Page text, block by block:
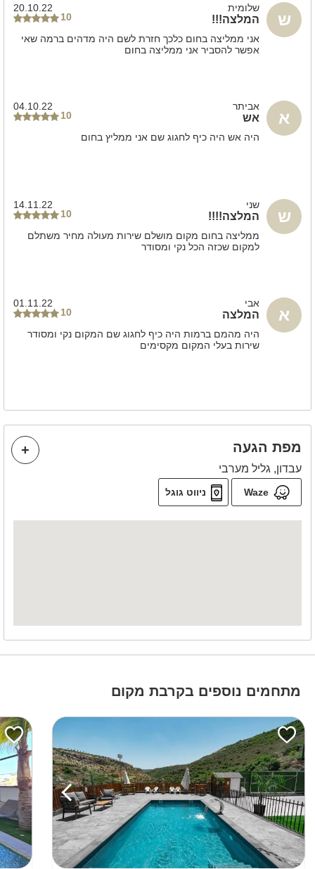
משחקי שולחן
שולחן סנוקר
ש
שלומית
המלצה!!!
20.10.22
10
אני ממליצה בחום כלכך חזרת לשם היה מדהים ברמה שאי
אפשר להסביר אני ממליצה בחום
א
אביתר
אש
04.10.22
10
היה אש היה כיף לחגוג שם אני ממליץ בחום
ש
שני
המלצה!!!!
14.11.22
10
ממליצה בחום מקום מושלם שירות מעולה מחיר משתלם
למקום שכזה הכל נקי ומסודר
א
אבי
המלצה
01.11.22
10
היה מהמם ברמות היה כיף לחגוג שם המקום נקי ומסודר
שירות בעלי המקום מקסימים
מפת הגעה
עבדון, גליל מערבי
Waze ניווט גוגל
מתחמים נוספים בקרבת מקום